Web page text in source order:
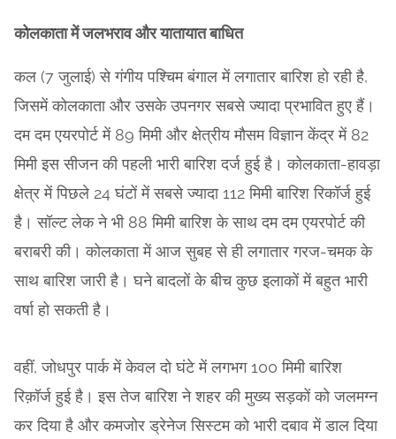
कोलकाता में जलभराव और यातायात बाधित
कल (7 जुलाई) से गंगीय पश्चिम बंगाल में लगातार बारिश हो रही है,
जिसमें कोलकाता और उसके उपनगर सबसे ज्यादा प्रभावित हुए हैं।
दम दम एयरपोर्ट में 89 मिमी और क्षेत्रीय मौसम विज्ञान केंद्र में 82
मिमी इस सीजन की पहली भारी बारिश दर्ज हुई है। कोलकाता-हावड़ा
क्षेत्र में पिछले 24 घंटों में सबसे ज्यादा 112 मिमी बारिश रिकॉर्ज हुई
है। सॉल्ट लेक ने भी 88 मिमी बारिश के साथ दम दम एयरपोर्ट की
बराबरी की। कोलकाता में आज सुबह से ही लगातार गरज-चमक के
साथ बारिश जारी है। घने बादलों के बीच कुछ इलाकों में बहुत भारी
वर्षा हो सकती है।
वहीं, जोधपुर पार्क में केवल दो घंटे में लगभग 100 मिमी बारिश
रिक़ॉर्ज हुई है। इस तेज बारिश ने शहर की मुख्य सड़कों को जलमग्न
कर दिया है और कमजोर ड्रेनेज सिस्टम को भारी दबाव में डाल दिया